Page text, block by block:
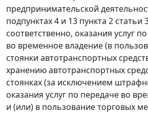
предпринимательской
подпунктах 4 и 13 пункта 2 статьи
соответственно, оказания услуг
во временное владение (в
стоянки автотранспортных
хранению автотранспортных
стоянках (за исключением
оказания услуг по передаче во
и (или) в пользование торговых